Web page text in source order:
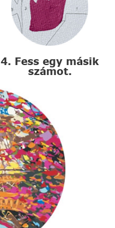
4. Fess egy másik
számot.